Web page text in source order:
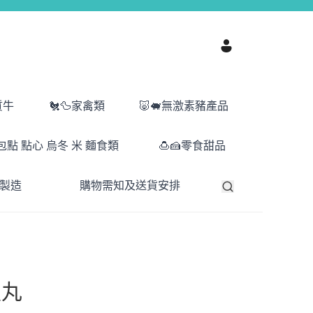
牛 🐔🦆家禽類 🐷🐖無激素豬產品
點 點心 烏冬 米 麵食類 🍮🍰零食甜品
造 購物需知及送貨安排